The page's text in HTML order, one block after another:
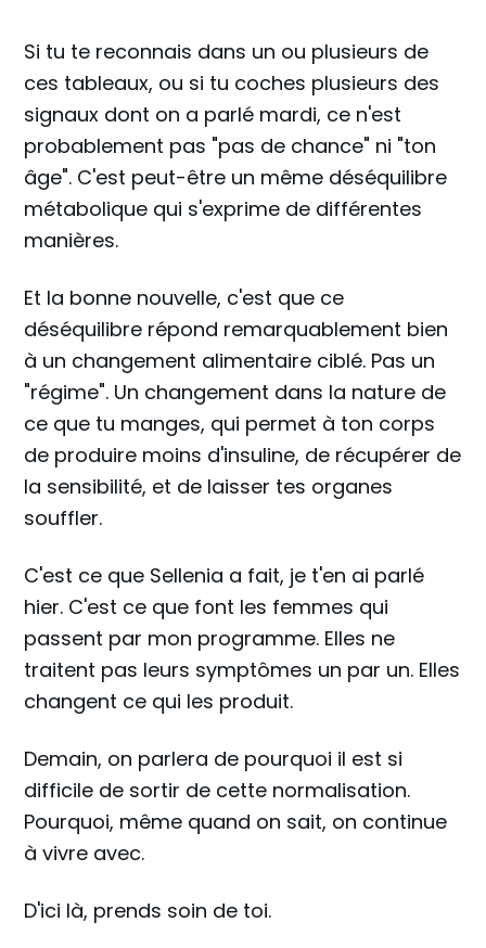
Si tu te reconnais dans un ou plusieurs de
ces tableaux, ou si tu coches plusieurs des
signaux dont on a parlé mardi, ce n'est
probablement pas "pas de chance" ni "ton
âge". C'est peut-être un même déséquilibre
métabolique qui s'exprime de différentes
manières.
Et la bonne nouvelle, c'est que ce
déséquilibre répond remarquablement bien
à un changement alimentaire ciblé. Pas un
"régime". Un changement dans la nature de
ce que tu manges, qui permet à ton corps
de produire moins d'insuline, de récupérer de
la sensibilité, et de laisser tes organes
souffler.
C'est ce que Sellenia a fait, je t'en ai parlé
hier. C'est ce que font les femmes qui
passent par mon programme. Elles ne
traitent pas leurs symptômes un par un. Elles
changent ce qui les produit.
Demain, on parlera de pourquoi il est si
difficile de sortir de cette normalisation.
Pourquoi, même quand on sait, on continue
à vivre avec.
D'ici là, prends soin de toi.